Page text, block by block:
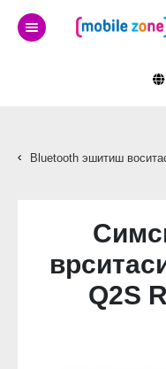
Bluetooth эшитиш
Q2S